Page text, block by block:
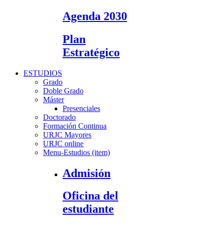
Agenda 2030
Plan
Estratégico
ESTUDIOS
Grado
Doble Grado
Máster
Presenciales
Doctorado
Formación Continua
URJC Mayores
URJC online
Menu-Estudios (item)
Admisión
Oficina del
estudiante